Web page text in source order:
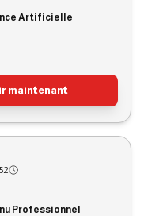
Artificielle
maintenant
Professionnel